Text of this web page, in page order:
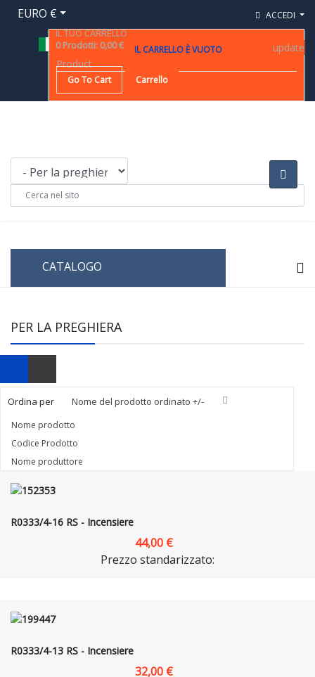
EURO € ACCEDI
IL TUO CARRELLO
0 Prodotti: 0,00 € IL CARRELLO È VUOTO
Product
update
Go To Cart Carrello
CATALOGO
PER LA PREGHIERA
Ordina per Nome del prodotto ordinato +/-
Nome prodotto
Codice Prodotto
Nome produttore
R0333/4-16 RS - Incensiere
44,00 €
Prezzo standarizzato:
R0333/4-13 RS - Incensiere
32,00 €